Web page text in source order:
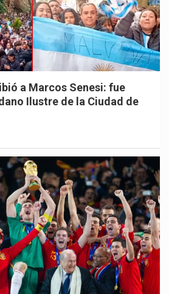
a Marcos Senesi: fue
Ilustre de la Ciudad de